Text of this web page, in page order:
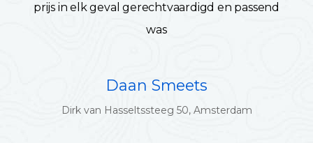
prijs in elk geval gerechtvaardigd en passend
was
Daan Smeets
Dirk van Hasseltssteeg 50, Amsterdam